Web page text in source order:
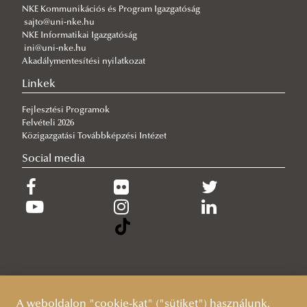
A gyermek mindenek felett
2026/07/27
Hamarosan indul a jelentkezés az egyetemi pótfelvételire
2026/07/27
Tiszolczi Balázs Gergely: A biztonságot nem lehet csupán
tankönyvekből megtanulni
NKE Kommunikációs és Program Igazgatóság
sajto@uni-nke.hu
NKE Informatikai Igazgatóság
ini@uni-nke.hu
Akadálymentesítési nyilatkozat
Linkek
Fejlesztési Programok
Felvételi 2026
Közigazgatási Továbbképzési Intézet
Social media
A weboldalon "cookie-kat" ("sütiket") használunk,